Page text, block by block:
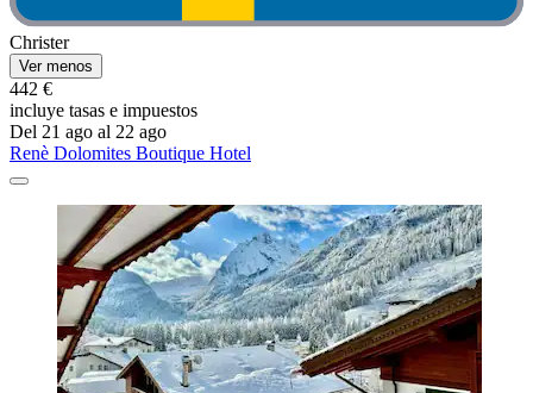
Christer
Ver menos
442 €
incluye tasas e impuestos
Del 21 ago al 22 ago
Renè Dolomites Boutique Hotel